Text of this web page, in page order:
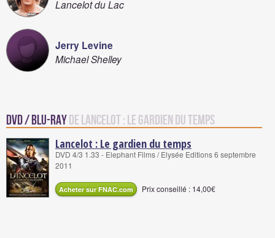
Lancelot du Lac
Jerry Levine
Michael Shelley
DVD / Blu-Rayde Lancelot : Le gardien du temps
Lancelot : Le gardien du temps
DVD 4/3 1.33 - Elephant Films / Elysée Editions 6 septembre
2011
Acheter sur FNAC.com Prix conseillé : 14,00€